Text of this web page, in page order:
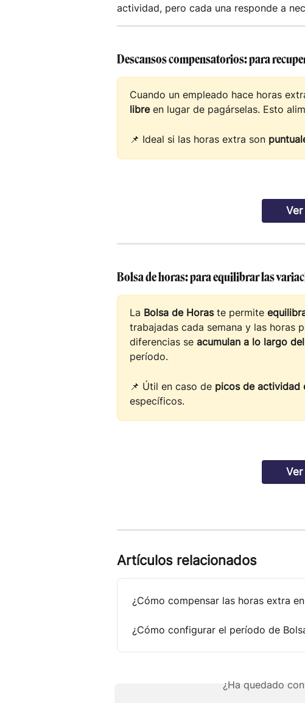
actividad, pero cada una responde a
Descansos compensatorios: para
Cuando un empleado hace horas
libre en lugar de pagárselas. Esto
📌 Ideal si las horas extra son
Bolsa de horas: para equilibrar las
La Bolsa de Horas te permite
trabajadas cada semana y las horas
diferencias se acumulan a lo largo
período.
📌 Útil en caso de picos de actividad
específicos.
Artículos relacionados
¿Cómo compensar las horas extra
¿Cómo configurar el período de
¿Ha quedado